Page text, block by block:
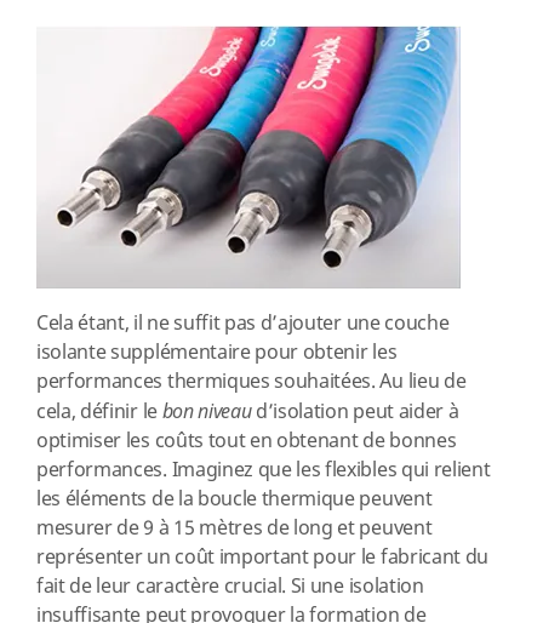
Cela étant, il ne suffit pas d’ajouter une couche
isolante supplémentaire pour obtenir les
performances thermiques souhaitées. Au lieu de
cela, définir lebon niveaud’isolation peut aider à
optimiser les coûts tout en obtenant de bonnes
performances. Imaginez que les flexibles qui relient
les éléments de la boucle thermique peuvent
mesurer de 9 à 15 mètres de long et peuvent
représenter un coût important pour le fabricant du
fait de leur caractère crucial. Si une isolation
insuffisante peut provoquer la formation de